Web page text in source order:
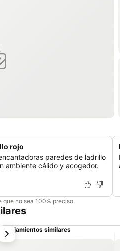
rojo
paredes de ladrillo
ambiente cálido y acogedor.
que no sea 100% preciso.
Alojamientos similares
siguiente